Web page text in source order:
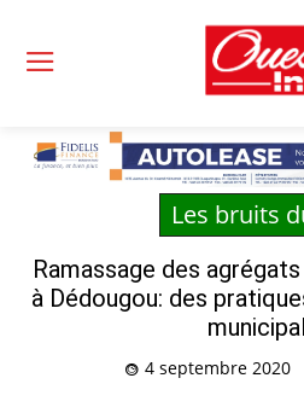
Les bruits
Ramassage des
à Dédougou: des
4 septembre 2020